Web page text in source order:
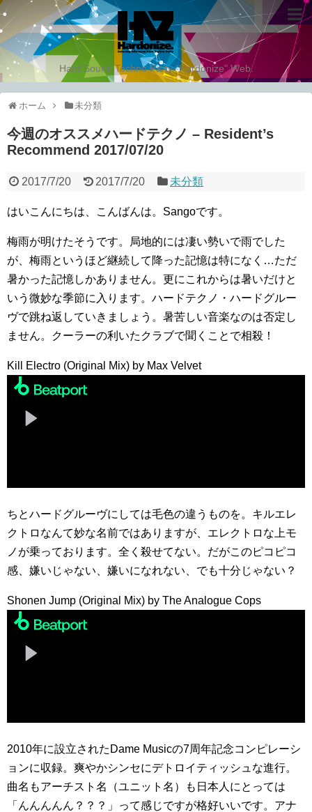
Hard Sound Techno Party "Hardonize" Web.
ホーム 未分類
今週のオススメハードテクノ – Resident’s
Recommend 2017/07/20
2017/7/20 2017/7/20 未分類
はいこんにちは、こんばんは。Sangoです。
梅雨が明けたそうです。局地的には凄い勢いで雨でした
が、梅雨というほど継続して降った記憶は特になく…ただ
暑かった記憶しかありません。更にこれからは暑いだけと
いう微妙な季節に入ります。ハードテクノ・ハードグルー
ヴで跳ね返していきましょう。暑苦しい音楽なのは否定し
ません。クーラーの利いたクラブで聞くことで相殺！
Kill Electro (Original Mix) by Max Velvet
ちとハードグルーヴにしては毛色の違うものを。キルエレ
クトロなんて妙な名前ではありますが、エレクトロな上モ
ノが乗っております。全く殺せてない。だがこのピコピコ
感、嫌いじゃない、嫌いになれない、でも十分じゃない？
Shonen Jump (Original Mix) by The Analogue Cops
2010年に設立されたDame Musicの7周年記念コンピレーシ
ョンに収録。爽やかシンセにデトロイティッシュな進行。
曲名もアーチスト名（ユニット名）も日本人にとっては
「んんんんん？？？」って感じですが格好いいです。アナ